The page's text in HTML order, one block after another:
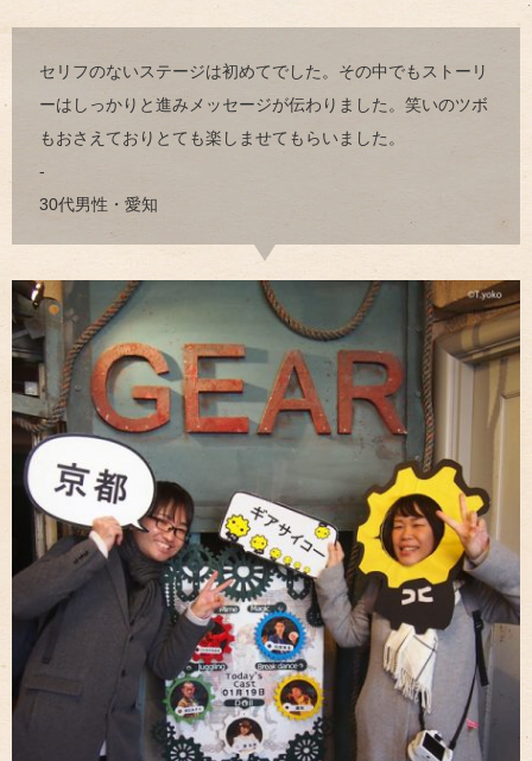
セリフのないステージは初めてでした。その中でもストーリ
ーはしっかりと進みメッセージが伝わりました。笑いのツボ
もおさえておりとても楽しませてもらいました。
-
30代男性・愛知